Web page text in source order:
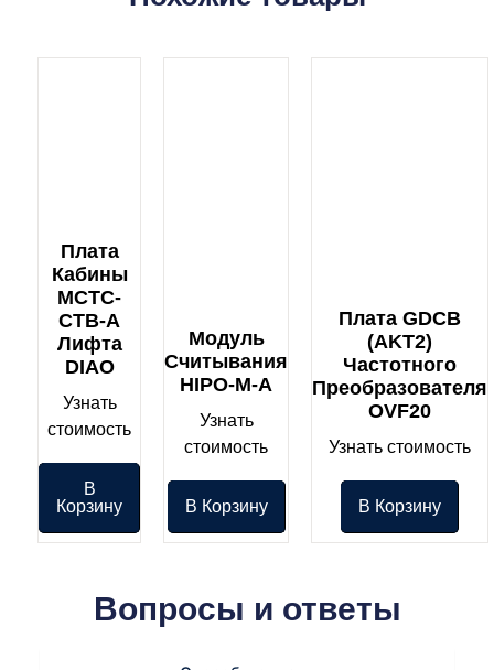
Плата
Кабины
MCTC-
CTB-A
Лифта
DIAO
Узнать
стоимость
В
Корзину
Модуль
Считывания
HIPO-M-A
Узнать
стоимость
В Корзину
Плата GDCB
(AKT2)
Частотного
Преобразователя
OVF20
Узнать стоимость
В Корзину
Вопросы и ответы